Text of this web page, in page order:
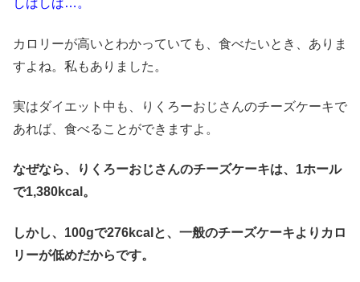
しばしば…。
カロリーが高いとわかっていても、食べたいとき、ありま
すよね。私もありました。
実はダイエット中も、りくろーおじさんのチーズケーキで
あれば、食べることができますよ。
なぜなら、りくろーおじさんのチーズケーキは、 1ホール
で1,380kcal。
しかし、100gで276kcalと、一般のチーズケーキよりカロ
リーが低めだからです。